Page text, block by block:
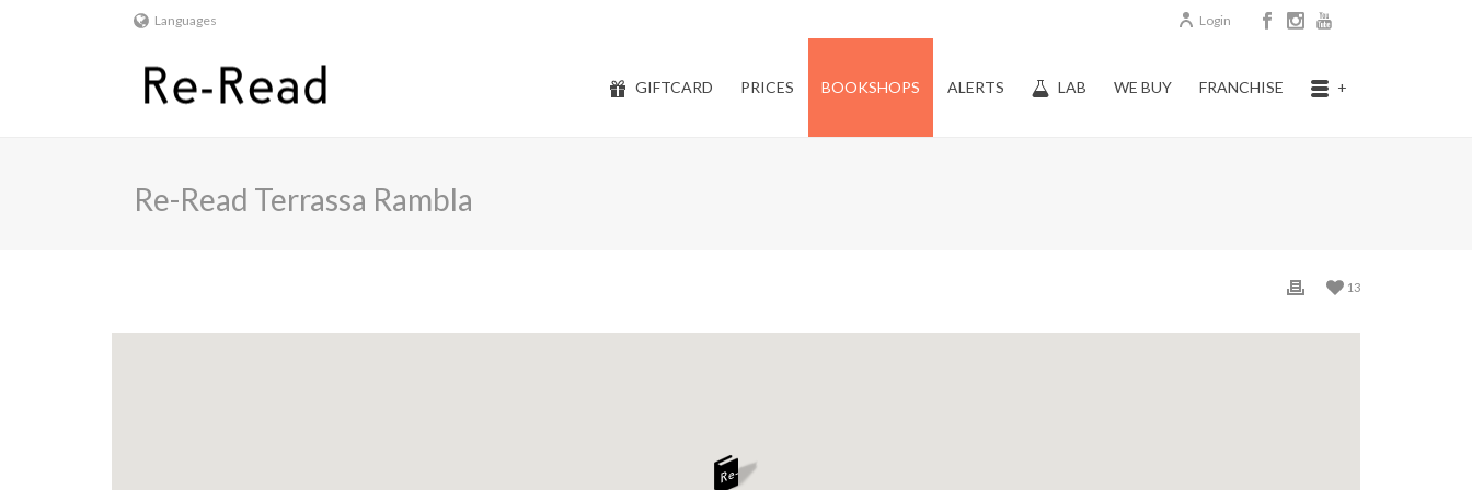
Languages Login
GIFTCARD PRICES BOOKSHOPS ALERTS LAB WE BUY FRANCHISE +
Re-Read Terrassa Rambla
13